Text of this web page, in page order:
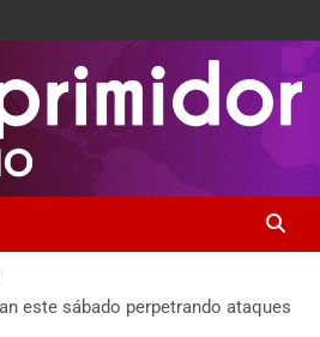
este sábado perpetrando ataques